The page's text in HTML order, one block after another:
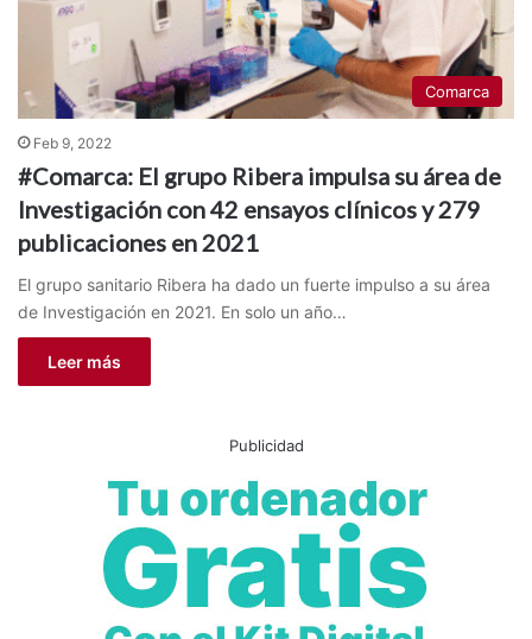
Comarca
Feb 9, 2022
#Comarca: El grupo Ribera impulsa su área de
Investigación con 42 ensayos clínicos y 279
publicaciones en 2021
El grupo sanitario Ribera ha dado un fuerte impulso a su área
de Investigación en 2021. En solo un año…
Leer más
Publicidad